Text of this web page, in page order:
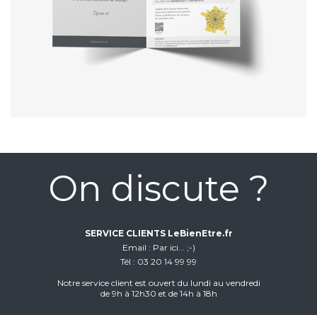
On discute ?
SERVICE CLIENTS LeBienEtre.fr
Email
Par ici... ;-)
Tél
03 20 14 99 99
Notre service client est ouvert du lundi au vendredi
de 9h à 12h30 et de 14h à 18h